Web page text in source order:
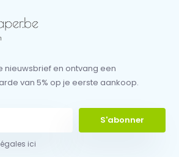
nieuwsbrief en ontvang een
van 5% op je eerste aankoop.
S'abonner
ici